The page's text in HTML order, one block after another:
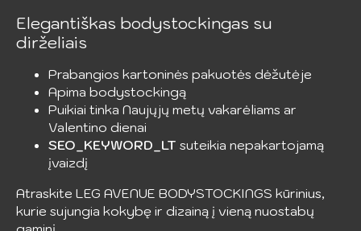
Elegantiškas bodystockingas su
dirželiais
Prabangios kartoninės pakuotės dėžutėje
Apima bodystockingą
Puikiai tinka Naujųjų metų vakarėliams ar
Valentino dienai
SEO_KEYWORD_LT suteikia nepakartojamą
įvaizdį
Atraskite LEG AVENUE BODYSTOCKINGS kūrinius,
kurie sujungia kokybę ir dizainą į vieną nuostabų